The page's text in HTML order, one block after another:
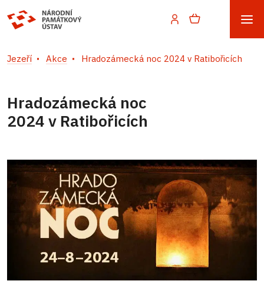
Jezeří Akce Hradozámecká noc 2024 v Ratibořicích
Hradozámecká noc
2024 v Ratibořicích